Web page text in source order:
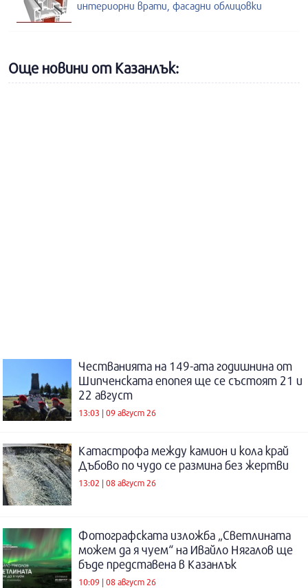
интериорни врати, фасадни облицовки
Още новини от Казанлък:
Честванията на 149-ата годишнина от
Шипченската епопея ще се състоят 21 и
22 август
13:03 | 09 август 26
Катастрофа между камион и кола край
Дъбово по чудо се размина без жертви
13:02 | 08 август 26
Фотографската изложба „Светлината
можем да я чуем“ на Ивайло Нягалов ще
бъде представена в Казанлък
10:09 | 08 август 26